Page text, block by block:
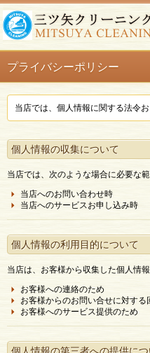
プライバシーポリシー
当店では、個人情報に関する法令
個人情報の収集について
当店では、次のような場合に必要な
当店へのお問い合わせ時
当店へのサービスお申し込み時
個人情報の利用目的について
当店は、お客様から収集した個人情
お客様への連絡のため
お客様からのお問い合せに対する
お客様へのサービス提供のため